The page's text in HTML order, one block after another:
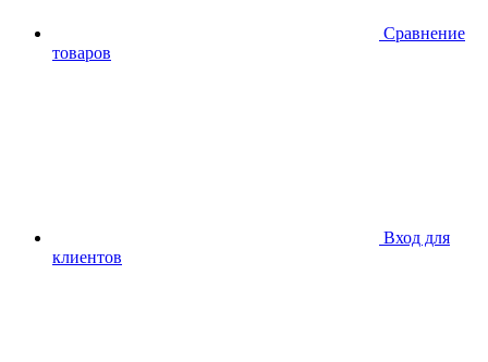
Сравнение
товаров
Вход для
клиентов